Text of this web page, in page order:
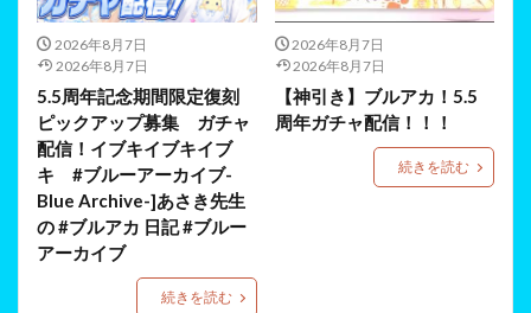
2026年8月7日
2026年8月7日
5.5周年記念期間限定復刻
ピックアップ募集 ガチャ
配信！イブキイブキイブ
キ #ブルーアーカイブ-
Blue Archive-]あさき先生
の #ブルアカ 日記 #ブルー
アーカイブ
続きを読む
2026年8月7日
2026年8月7日
【神引き】ブルアカ！5.5
周年ガチャ配信！！！
続きを読む